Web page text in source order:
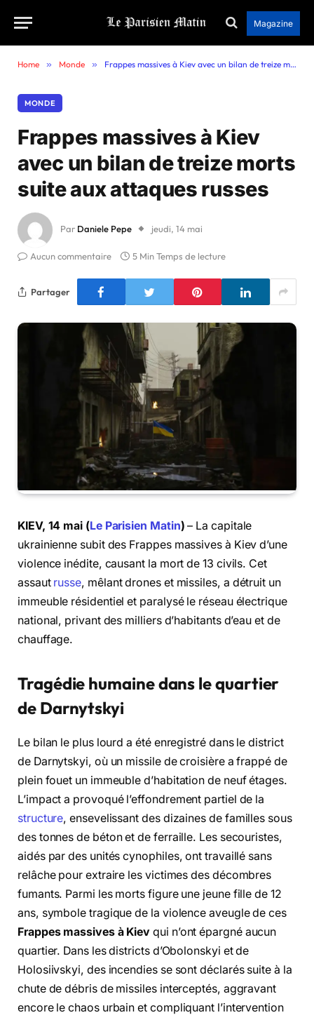
Magazine
Home » Monde » Frappes massives à Kiev avec un bilan de treize morts suite aux attaques russes
MONDE
Frappes massives à Kiev
avec un bilan de treize morts
suite aux attaques russes
Par Daniele Pepe jeudi, 14 mai
Aucun commentaire 5 Min Temps de lecture
Partager
KIEV, 14 mai (Le Parisien Matin) – La capitale
ukrainienne subit des Frappes massives à Kiev d’une
violence inédite, causant la mort de 13 civils. Cet
assaut russe, mêlant drones et missiles, a détruit un
immeuble résidentiel et paralysé le réseau électrique
national, privant des milliers d’habitants d’eau et de
chauffage.
Tragédie humaine dans le quartier
de Darnytskyi
Le bilan le plus lourd a été enregistré dans le district
de Darnytskyi, où un missile de croisière a frappé de
plein fouet un immeuble d’habitation de neuf étages.
L’impact a provoqué l’effondrement partiel de la
structure, ensevelissant des dizaines de familles sous
des tonnes de béton et de ferraille. Les secouristes,
aidés par des unités cynophiles, ont travaillé sans
relâche pour extraire les victimes des décombres
fumants. Parmi les morts figure une jeune fille de 12
ans, symbole tragique de la violence aveugle de ces
Frappes massives à Kiev qui n’ont épargné aucun
quartier. Dans les districts d’Obolonskyi et de
Holosiivskyi, des incendies se sont déclarés suite à la
chute de débris de missiles interceptés, aggravant
encore le chaos urbain et compliquant l’intervention